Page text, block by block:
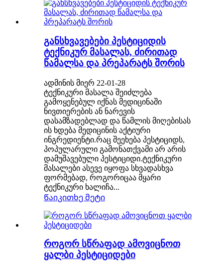
განსხვავებები პესტიციდის
ტექნიკურ მასალას, ძირითად
წამალსა და პრეპარატს შორის
ადმინის მიერ 22-01-28
ტექნიკური მასალა შეიძლება
გამოყენებულ იქნას მედიცინაში
ნივთიერების ან ნარევის
დასამზადებლად და წამლის მიღებისას
ის ხდება მედიცინის აქტიური
ინგრედიენტი.რაც შეეხება პესტიციდს,
პოპულარული გამონათქვამი არ არის
დამუშავებული პესტიციდი.ტექნიკური
მასალები ასევე იყოფა სხვადასხვა
ფორმებად, როგორიცაა მყარი
ტექნიკური ხალიჩა...
Წაიკითხე მეტი
როგორ სწრაფად ამოვიცნოთ
ყალბი პესტიციდები